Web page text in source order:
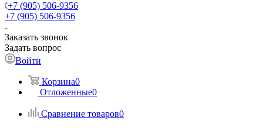
+7 (905) 506-9356
+7 (905) 506-9356
Заказать звонок
Задать вопрос
Войти
Корзина0
Отложенные0
Сравнение товаров0